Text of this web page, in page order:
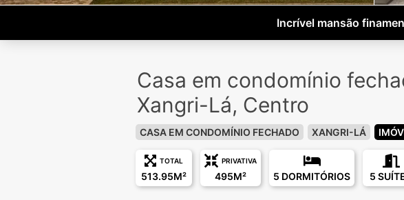
Incrível mansão
Casa em condomínio
Xangri-Lá, Centro
CASA EM CONDOMÍNIO FECHADO XANGRI-LÁ
TOTAL
513.95M²
PRIVATIVA
495M² 5 DORMITÓRIOS 5